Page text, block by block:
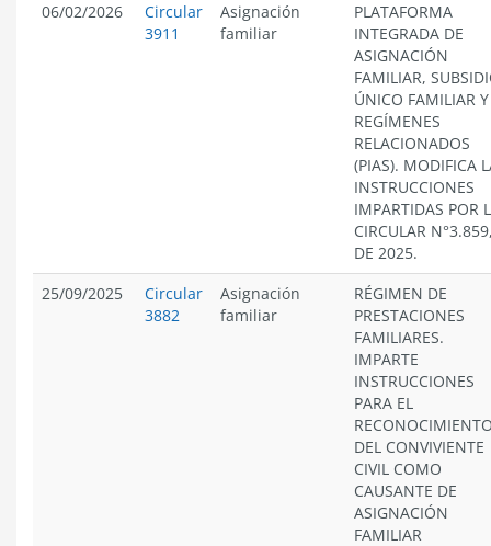
06/02/2026
Circular
3911
Asignación
familiar
PLATAFORMA
INTEGRADA DE
ASIGNACIÓN
FAMILIAR,
ÚNICO FAMILIAR Y
REGÍMENES
RELACIONADOS
(PIAS). MODIFICA
INSTRUCCIONES
IMPARTIDAS POR
CIRCULAR
DE 2025.
25/09/2025
Circular
3882
Asignación
familiar
RÉGIMEN DE
PRESTACIONES
FAMILIARES.
IMPARTE
INSTRUCCIONES
PARA EL
DEL CONVIVIENTE
CIVIL COMO
CAUSANTE DE
ASIGNACIÓN
FAMILIAR